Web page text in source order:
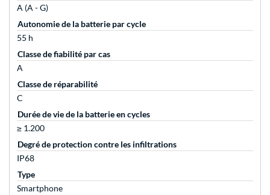
A (A - G)
Autonomie de la batterie par cycle
55 h
Classe de fiabilité par cas
A
Classe de réparabilité
C
Durée de vie de la batterie en cycles
≥ 1.200
Degré de protection contre les infiltrations
IP68
Type
Smartphone